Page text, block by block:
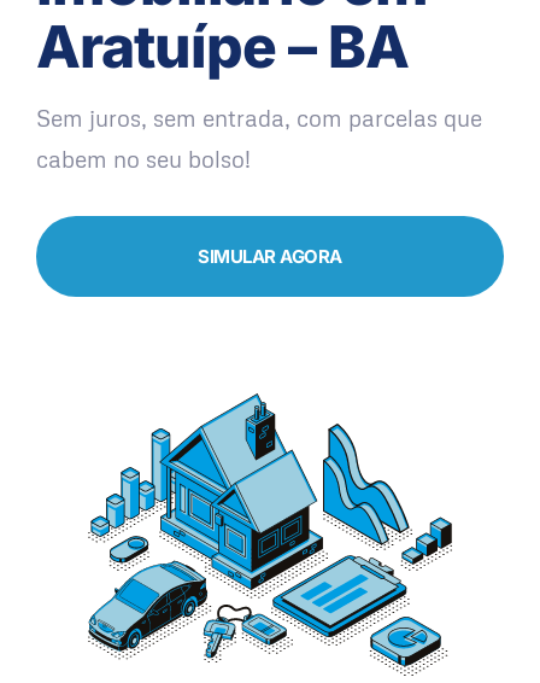
Aratuípe – BA
Sem juros, sem entrada, com parcelas que
cabem no seu bolso!
SIMULAR AGORA